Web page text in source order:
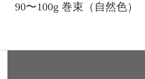
90〜100g 巻束（自然色）